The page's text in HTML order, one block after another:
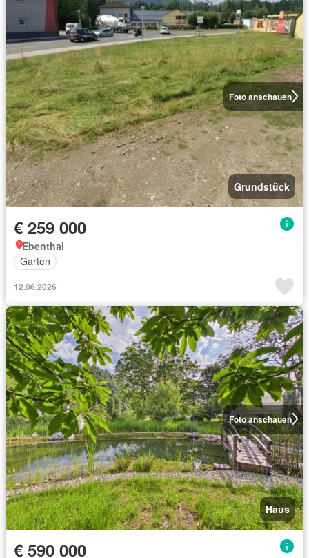
Foto anschauen
Grundstück
€ 259 000
Ebenthal
Garten
12.06.2026
Foto anschauen
Haus
€ 590 000